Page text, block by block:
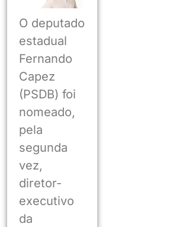
O deputado
estadual
Fernando
Capez
(PSDB) foi
nomeado,
pela
segunda
vez,
diretor-
executivo
da